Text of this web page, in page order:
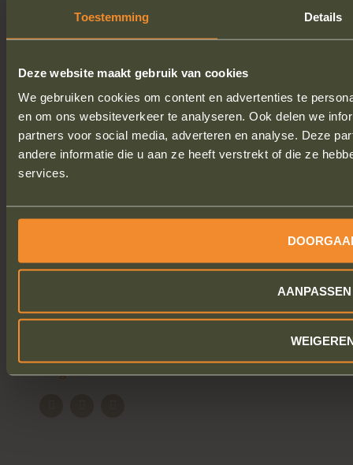
Toestemming Details
Deze website maakt gebruik van cookies
We gebruiken cookies om content en advertenties te
en om ons websiteverkeer te analyseren. Ook delen we
partners voor social media, adverteren en analyse. Deze
andere informatie die u aan ze heeft verstrekt of die ze
services.
AANPASSEN
Modelformulier opzeggen overeenkomst
BOETE INDIENEN
Veilig & Betrouwbaar
Betalen via beveiligde verbinding
Google waardering:4.9van 5,
Trustpilot waardering:4.9van 5,
Volg ons